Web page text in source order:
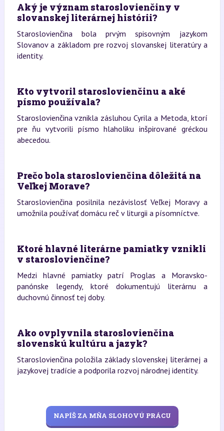
Aký je význam staroslovienčiny v
slovanskej literárnej histórii?
Staroslovienčina bola prvým spisovným jazykom
Slovanov a základom pre rozvoj slovanskej literatúry a
identity.
Kto vytvoril staroslovienčinu a aké
písmo používala?
Staroslovienčina vznikla zásluhou Cyrila a Metoda, ktorí
pre ňu vytvorili písmo hlaholiku inšpirované gréckou
abecedou.
Prečo bola staroslovienčina dôležitá na
Veľkej Morave?
Staroslovienčina posilnila nezávislosť Veľkej Moravy a
umožnila používať domácu reč v liturgii a písomníctve.
Ktoré hlavné literárne pamiatky vznikli
v staroslovienčine?
Medzi hlavné pamiatky patrí Proglas a Moravsko-
panónske legendy, ktoré dokumentujú literárnu a
duchovnú činnosť tej doby.
Ako ovplyvnila staroslovienčina
slovenskú kultúru a jazyk?
Staroslovienčina položila základy slovenskej literárnej a
jazykovej tradície a podporila rozvoj národnej identity.
NAPÍŠ ZA MŇA SLOHOVÚ PRÁCU